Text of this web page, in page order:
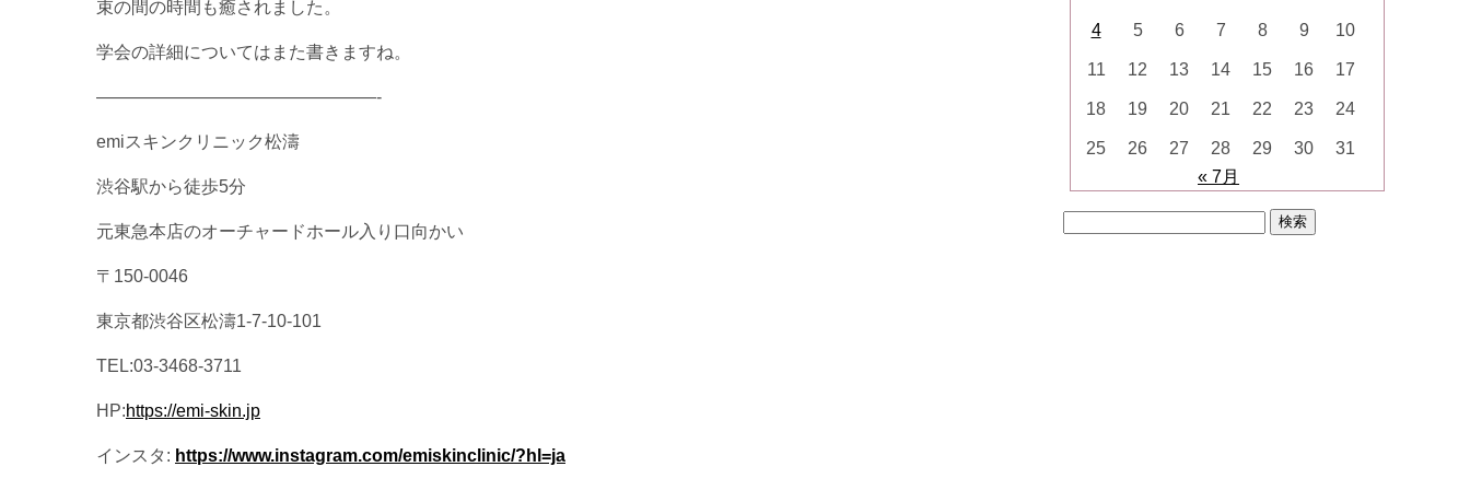
束の間の時間も癒されました。
学会の詳細についてはまた書きますね。
————————————————-
emiスキンクリニック松濤
渋谷駅から徒歩5分
元東急本店のオーチャードホール入り口向かい
〒150-0046
東京都渋谷区松濤1-7-10-101
TEL:03-3468-3711
HP:https://emi-skin.jp
インスタ: https://www.instagram.com/emiskinclinic/?hl=ja
4 5 6 7 8 9 10
11 12 13 14 15 16 17
18 19 20 21 22 23 24
25 26 27 28 29 30
31
« 7月
検
索: